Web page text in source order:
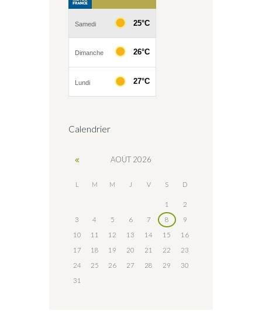
Calendrier
AOÛT 2026
L M M J V S D
1
2
3
4 5 6 7 8
9
10
11 12 13 14 15
16
17
18 19 20 21 22
23
24
25 26 27 28 29
30
31